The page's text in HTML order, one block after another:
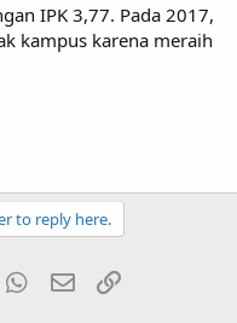
IPK 3,77. Pada 2017,
kampus karena meraih
to reply here.
WhatsApp
Email